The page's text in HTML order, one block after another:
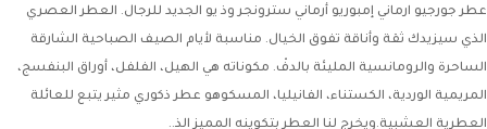
عطر جورجيو ارماني إمبوريو أرماني سترونجر وذ يو الجديد للرجال. العطر العصري
الذي سيزيدك ثقة وأناقة تفوق الخيال. مناسبة لأيام الصيف الصباحية الشارقة
الساحرة والرومانسية المليئة بالدفْ. مكوناته هي الهيل، الفلفل، أوراق البنفسج،
المريمية الوردية، الكستناء، الفانيليا، المسكوهو عطر ذكوري مثير يتبع للعائلة
العطرية العشبية.ويخرج لنا العطر بتكوينه المميز الذ..